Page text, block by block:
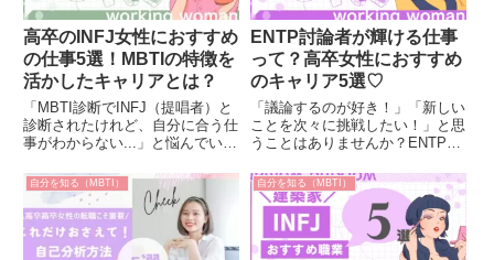
高卒のINFJ女性におすすめ
の仕事5選！MBTIの特徴を
活かしたキャリアとは？
「MBTI診断でINFJ（提唱者）と
診断されたけれど、自分に合う仕
事がわからない...」と悩んでいる
力が高く、人の役に立ちたいと思
う気持ちが強いタイプです。そん
なINFJ女性のために、自分の特
性を活かして働ける職業5選をご
紹介します。
ENTP討論者が輝ける仕事
って？高卒女性におすすめ
のキャリア5選♡
「議論するのが好き！」「新しい
ことを次々に挑戦したい！」と思
うことはありませんか？ENTP型
イデアを形にする力が特徴です。
今回は、そんなENTP型の特性を
活かせるお仕事を5つご紹介しま
す。自分らしさを発揮しなが...
自分を知る（MBTI） 自分を知る（MBTI）